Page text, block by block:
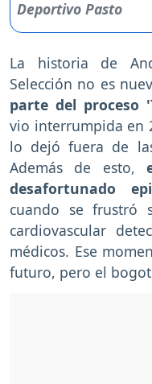
La historia de
Selección no es
parte del proceso
vio interrumpida en
lo dejó fuera de
Además de esto,
desafortunado
cuando se frustró
cardiovascular
médicos. Ese
futuro, pero el